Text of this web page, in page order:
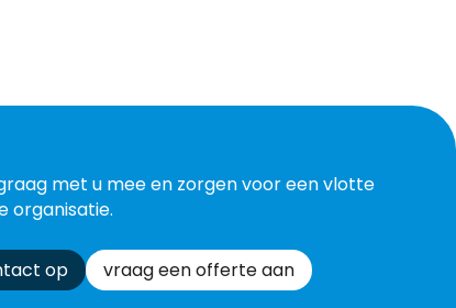
met u mee en zorgen voor een vlotte
organisatie.
op vraag een offerte aan